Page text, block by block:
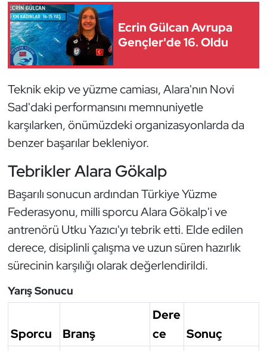
Ecrin Gülcan Avrupa
Gençler'de 16. Oldu
Teknik ekip ve yüzme camiası, Alara'nın Novi
Sad'daki performansını memnuniyetle
karşılarken, önümüzdeki organizasyonlarda da
benzer başarılar bekleniyor.
Tebrikler Alara Gökalp
Başarılı sonucun ardından Türkiye Yüzme
Federasyonu, milli sporcu Alara Gökalp'i ve
antrenörü Utku Yazıcı'yı tebrik etti. Elde edilen
derece, disiplinli çalışma ve uzun süren hazırlık
sürecinin karşılığı olarak değerlendirildi.
Yarış Sonucu
Sporcu Branş
Dere
ce
Sonuç
Sualtı Sporları
Tekvando
Triatlon
Voleybol
Vücut Geliştirme Fitness
Wushu Kungfu
Yelken
Yüzme